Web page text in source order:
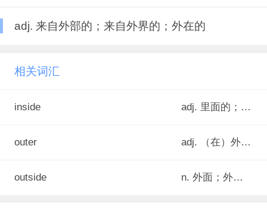
adj. 来自外部的；来自外界的；外在的
相关词汇
inside adj. 里面的；内部的；内侧的；室内的
outer adj. （在）外面的；外表的；（在）外部的
outside n. 外面；外部；外表